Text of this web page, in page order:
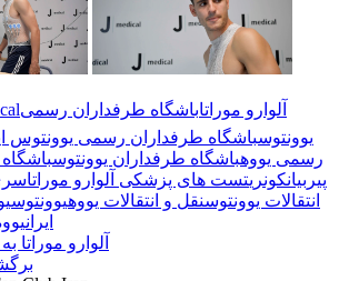
آلوارو موراتاباشگاه طرفداران رسمی
یوونتوسباشگاه طرفداران رسمی یوونتوس
رسمی یووهباشگاه طرفداران یوونتوس
پیر بیانکونریتست های پزشکی آلوارو موراتا
انتقالات یوونتوسنقل و انتقالات یووهیوونتوس
ایران
آلوارو موراتا